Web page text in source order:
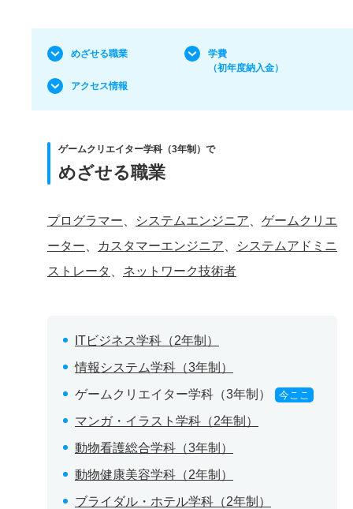
めざせる職業
学費
（初年度納入金）
アクセス情報
ゲームクリエイター学科（3年制）で
めざせる職業
プログラマー システムエンジニア
ゲームクリエ
ーター
カスタマーエンジニア
システムアドミニ
ストレータ
ネットワーク技術者
ITビジネス学科（2年制）
情報システム学科（3年制）
ゲームクリエイター学科（3年制）
今ここ
マンガ・イラスト学科（2年制）
動物看護総合学科（3年制）
動物健康美容学科（2年制）
ブライダル・ホテル学科（2年制）